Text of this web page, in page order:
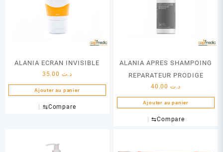
ALANIA ECRAN INVISIBLE
د.ت
Ajouter au panier
⇆Compare
ALANIA APRES SHAMPOING
REPARATEUR PRODIGE
د.ت
Ajouter au panier
⇆Compare